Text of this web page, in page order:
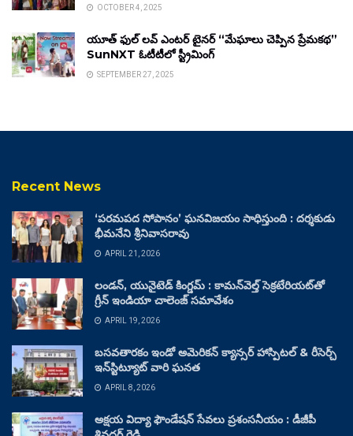
OCTOBER 4, 2025
యూత్ ఫుల్ లవ్ ఎంటర్ టైనర్ “మేఘాలు చెప్పిన ప్రేమకథ”
SunNXT ఓటీటీలో స్ట్రీమింగ్
SEPTEMBER 27, 2025
Recent News
‘పరమపద సోపానం’ ఘనవిజయం సాధిస్తుంది : దర్శకుడు
భీమనేని శ్రీనివాసరావు
APRIL 21, 2026
లండన్, యునైటెడ్ కింగ్డమ్ : కామన్‌వెల్త్ సెక్రటేరియట్‌తో
గ్రీన్ ఇండియా చాలెంజ్ సమావేశం
APRIL 19, 2026
బసవతారకం ఇండో అమెరికన్ క్యాన్సర్ హాస్పిటల్ & రీసెర్చ్
ఇన్‌స్టిట్యూట్ వారి ఘనత
APRIL 8, 2026
అక్షయ విద్యా ఫౌండేషన్ సేవలు ప్రశంసనీయం : డీజీపీ